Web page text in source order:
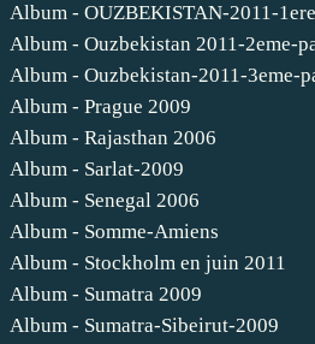
Album - OUZBEKISTAN-2011-
Album - Ouzbekistan 2011-2eme-
Album - Ouzbekistan-2011-3eme-
Album - Prague 2009
Album - Rajasthan 2006
Album - Sarlat-2009
Album - Senegal 2006
Album - Somme-Amiens
Album - Stockholm en juin 2011
Album - Sumatra 2009
Album - Sumatra-Sibeirut-2009